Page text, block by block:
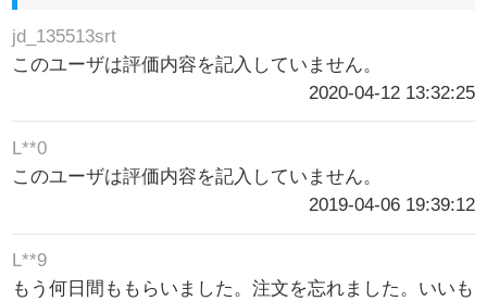
jd_135513srt
このユーザは評価内容を記入していません。
2020-04-12 13:32:25
L**0
このユーザは評価内容を記入していません。
2019-04-06 19:39:12
L**9
もう何日間ももらいました。注文を忘れました。いいも